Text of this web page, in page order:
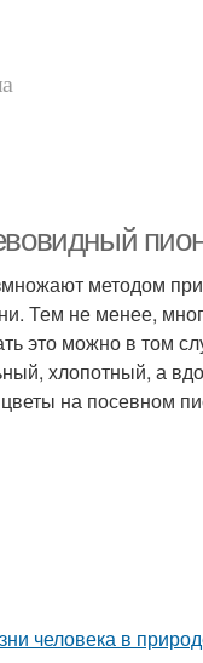
методом
Тем не менее,
это можно в том
хлопотный, а
на посевном
человека в